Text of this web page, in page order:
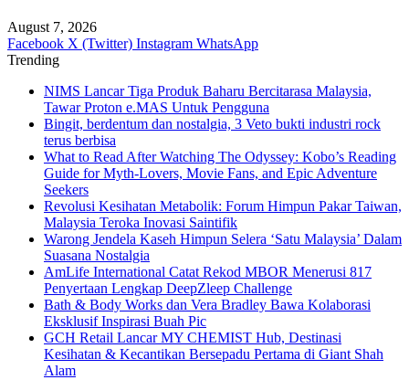
August 7, 2026
Facebook X (Twitter) Instagram WhatsApp
Trending
NIMS Lancar Tiga Produk Baharu Bercitarasa Malaysia,
Tawar Proton e.MAS Untuk Pengguna
Bingit, berdentum dan nostalgia, 3 Veto bukti industri rock
terus berbisa
What to Read After Watching The Odyssey: Kobo’s Reading
Guide for Myth-Lovers, Movie Fans, and Epic Adventure
Seekers
Revolusi Kesihatan Metabolik: Forum Himpun Pakar Taiwan,
Malaysia Teroka Inovasi Saintifik
Warong Jendela Kaseh Himpun Selera ‘Satu Malaysia’ Dalam
Suasana Nostalgia
AmLife International Catat Rekod MBOR Menerusi 817
Penyertaan Lengkap DeepZleep Challenge
Bath & Body Works dan Vera Bradley Bawa Kolaborasi
Eksklusif Inspirasi Buah Pic
GCH Retail Lancar MY CHEMIST Hub, Destinasi
Kesihatan & Kecantikan Bersepadu Pertama di Giant Shah
Alam